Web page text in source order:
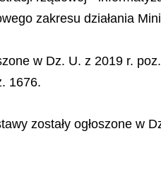
zakresu działania
w Dz. U. z 2019 r.
1676.
zostały ogłoszone w